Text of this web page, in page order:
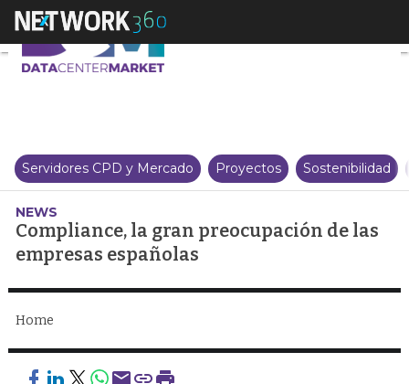
Compliance, la gran
Servidores CPD y Mercado Proyectos Sostenibilidad
NEWS
Compliance, la gran preocupación de las
empresas españolas
Home